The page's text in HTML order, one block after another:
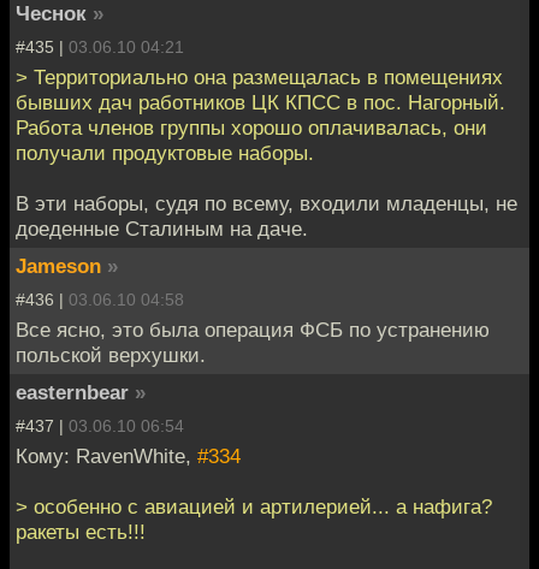
Чеснок »
#435 | 03.06.10 04:21
> Территориально она размещалась в помещениях
бывших дач работников ЦК КПСС в пос. Нагорный.
Работа членов группы хорошо оплачивалась, они
получали продуктовые наборы.
В эти наборы, судя по всему, входили младенцы, не
доеденные Сталиным на даче.
Jameson »
#436 | 03.06.10 04:58
Все ясно, это была операция ФСБ по устранению
польской верхушки.
easternbear »
#437 | 03.06.10 06:54
Кому: RavenWhite, #334
> особенно с авиацией и артилерией... а нафига?
ракеты есть!!!